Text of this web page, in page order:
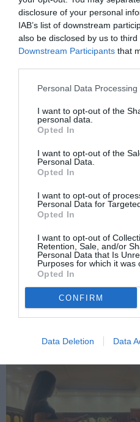
disclosure of your personal
IAB’s list of downstream
also be disclosed by us to
Downstream Participants that
Personal Data
I want to opt-out of the
personal data.
Opted In
I want to opt-out of the
Personal Data.
Opted In
I want to opt-out of
Personal Data for
Opted In
I want to opt-out of
Retention, Sale, and/or
Personal Data that Is
Purposes for which it was
Opted In
CONFIRM
Data Deletion Data
moreTania Budi revine în
ani. Va prezenta o
Următorul articol
Mădălina Ghenea,
cucerit-o pe mama
AȚI
Concursul Miss